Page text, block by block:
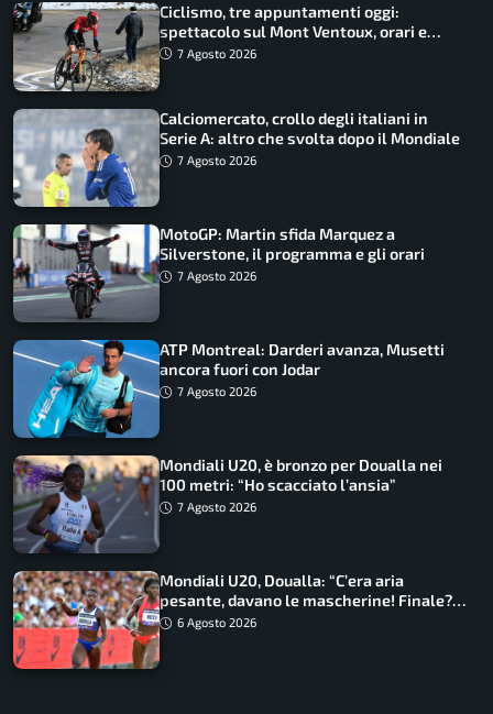
Ciclismo, tre appuntamenti oggi:
spettacolo sul Mont Ventoux, orari e
come vederli
7 Agosto 2026
Calciomercato, crollo degli italiani in
Serie A: altro che svolta dopo il Mondiale
7 Agosto 2026
MotoGP: Martin sfida Marquez a
Silverstone, il programma e gli orari
7 Agosto 2026
ATP Montreal: Darderi avanza, Musetti
ancora fuori con Jodar
7 Agosto 2026
Mondiali U20, è bronzo per Doualla nei
100 metri: “Ho scacciato l’ansia”
7 Agosto 2026
Mondiali U20, Doualla: “C’era aria
pesante, davano le mascherine! Finale?
Non ho nulla da perdere”
6 Agosto 2026